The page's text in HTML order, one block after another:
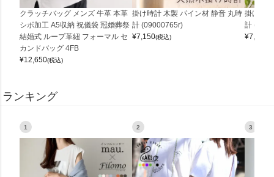
クラッチバッグ メンズ 牛革 本革
シボ加工 A5収納 祝儀袋 冠婚葬祭
結婚式 ループ革紐 フォーマル セ
カンドバッグ 4FB
¥12,650(税込)
掛け時計 木製 パイン材 静音 丸時
計 (09000765r)
¥7,150(税込)
掛け時
計
¥7,150
ランキング
1 2 3